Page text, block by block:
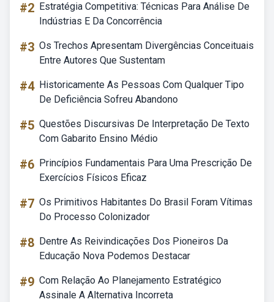
#2 Estratégia Competitiva: Técnicas Para Análise De
Indústrias E Da Concorrência
#3 Os Trechos Apresentam Divergências Conceituais
Entre Autores Que Sustentam
#4 Historicamente As Pessoas Com Qualquer Tipo
De Deficiência Sofreu Abandono
#5 Questões Discursivas De Interpretação De Texto
Com Gabarito Ensino Médio
#6 Princípios Fundamentais Para Uma Prescrição De
Exercícios Físicos Eficaz
#7 Os Primitivos Habitantes Do Brasil Foram Vítimas
Do Processo Colonizador
#8 Dentre As Reivindicações Dos Pioneiros Da
Educação Nova Podemos Destacar
#9 Com Relação Ao Planejamento Estratégico
Assinale A Alternativa Incorreta